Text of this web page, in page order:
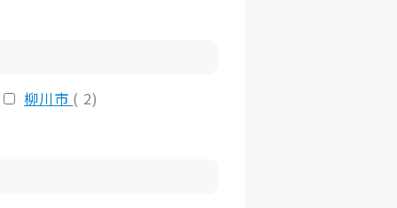
柳川市 ( 2)